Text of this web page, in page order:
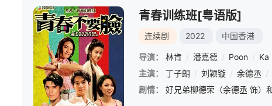
青春训练班[粤语版]
连续剧 2022 中国香港
导演： 林肯 / 潘嘉德 / Poon / Ka
主演：
丁子朗 / 刘颖镟 / 余德丞 /
剧情：